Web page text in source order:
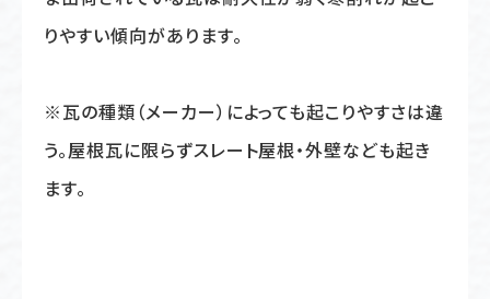
りやすい傾向があります。
※瓦の種類（メーカー）によっても起こりやすさは違
う。屋根瓦に限らずスレート屋根・外壁なども起き
ます。